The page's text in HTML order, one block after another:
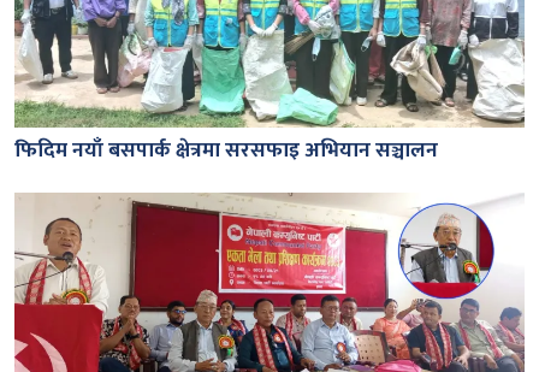
फिदिम नयाँ बसपार्क क्षेत्रमा सरसफाइ अभियान सञ्चालन